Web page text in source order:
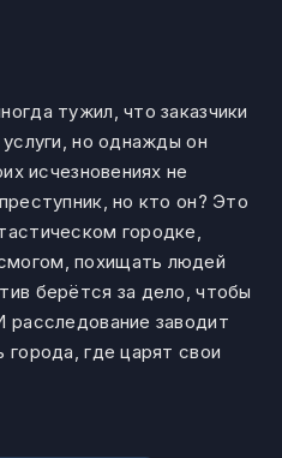
тужил, что заказчики
но однажды он
исчезновениях не
но кто он? Это
городке,
похищать людей
берётся за дело, чтобы
расследование заводит
города, где царят свои